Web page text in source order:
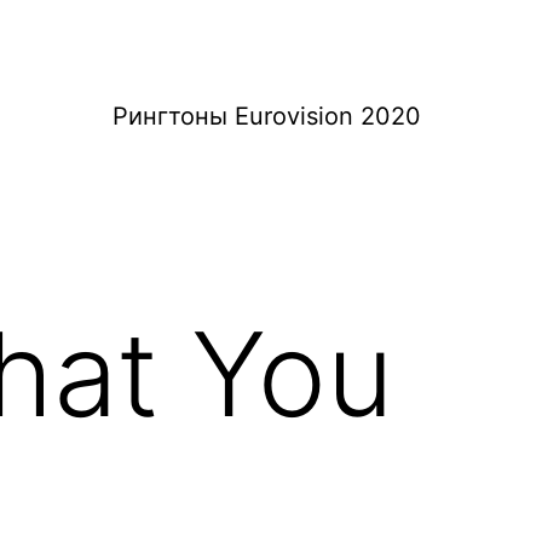
Рингтоны Eurovision 2020
You